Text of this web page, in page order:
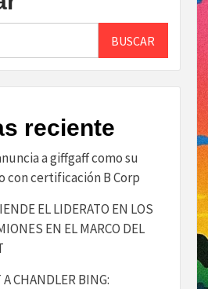
BUSCAR
reciente
a giffgaff como su
con certificación B Corp​
EL LIDERATO EN LOS
EN EL MARCO DEL
CHANDLER BING: